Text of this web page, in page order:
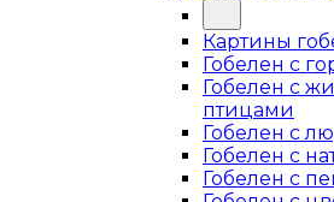
Картины
Гобелен с
Гобелен с
птицами
Гобелен с
Гобелен с
Гобелен с